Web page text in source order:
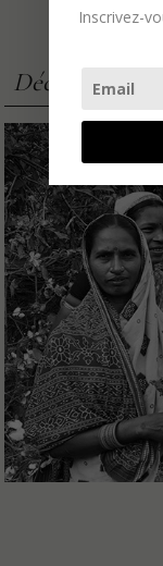
Découvrir nos
Inscrivez-